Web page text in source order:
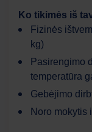
Ko tikimės iš
Fizinės
kg)
Pasirengimo
temperatūra
Gebėjimo
Noro mokytis